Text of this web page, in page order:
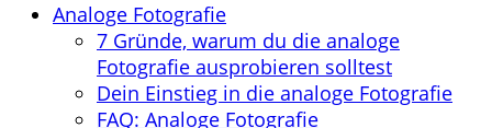
Analoge Fotografie
7 Gründe, warum du die analoge
Fotografie ausprobieren solltest
Dein Einstieg in die analoge Fotografie
FAQ: Analoge Fotografie